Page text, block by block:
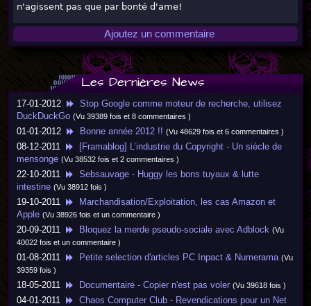
n'agissent pas que par bonté d'ame!
Ajoutez un commentaire
Les Dernières News
17-01-2012
Stop Google comme moteur de recherche, utilisez
DuckDuckGo (Vu 39389 fois et 8 commentaires )
01-01-2012 Bonne année 2012 !! (Vu 48629 fois et 6 commentaires )
08-12-2011
[Framablog] L’industrie du Copyright - Un siècle de
mensonge (Vu 38532 fois et 2 commentaires )
22-10-2011
Sebsauvage - Huggy les bons tuyaux & lutte
intestine (Vu 38912 fois )
19-10-2011
Marchandisation/Exploitation, les cas Amazon et
Apple (Vu 38926 fois et un commentaire )
20-09-2011 Bloquez la merde pseudo-sociale avec Adblock (Vu
40022 fois et un commentaire )
01-08-2011 Petite selection d'articles PC Inpact & Numerama (Vu
39359 fois )
18-05-2011 Documentaire - Copier n'est pas voler (Vu 39618 fois )
04-01-2011
Chaos Computer Club - Revendications pour un Net